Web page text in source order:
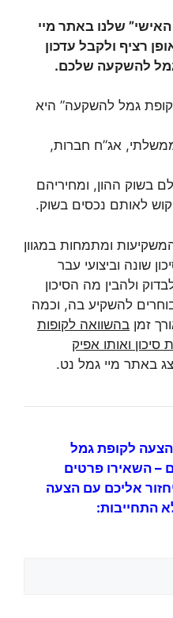
שלנו באתר מיי
רציף ולקבל עדכון
להשקעה שלכם.
גמל להשקעה” היא
אג”ח חברות,
בשוק ההון, ומחיריהם
לאותם נכסים בשוק.
ומתמחות במגוון
שונה וביצועי עבר
ולהבין מה הסיכון
להשקיע בה, וכמה
זמן בהשוואה לקופות
ואותו אפיק
באתר מיי גמל נט.
לקופת גמל
– השאירו פרטים
יחזור אליכם עם הצעה
התחייבות: